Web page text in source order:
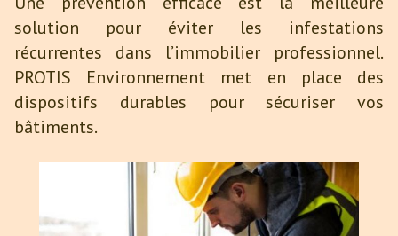
solution pour éviter les infestations
récurrentes dans l’immobilier professionnel.
PROTIS Environnement met en place des
dispositifs durables pour sécuriser vos
bâtiments.